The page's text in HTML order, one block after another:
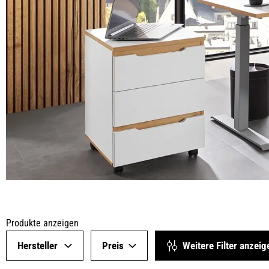
Produkte anzeigen
Hersteller Preis Weitere Filter